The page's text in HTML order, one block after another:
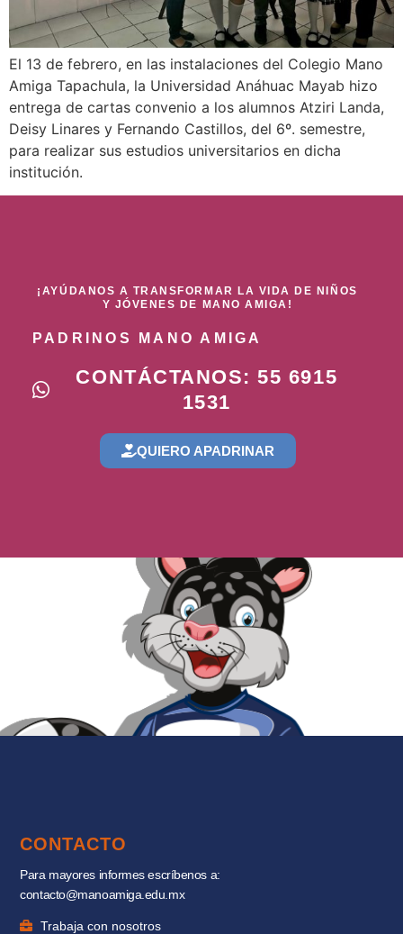
El 13 de febrero, en las instalaciones del Colegio Mano
Amiga Tapachula, la Universidad Anáhuac Mayab hizo
entrega de cartas convenio a los alumnos Atziri Landa,
Deisy Linares y Fernando Castillos, del 6º. semestre,
para realizar sus estudios universitarios en dicha
institución.
¡AYÚDANOS A TRANSFORMAR LA VIDA DE NIÑOS
Y JÓVENES DE MANO AMIGA!
PADRINOS MANO AMIGA
CONTÁCTANOS: 55 6915
1531
QUIERO APADRINAR
CONTACTO
Para mayores informes escríbenos a:
contacto@manoamiga.edu.mx
Trabaja con nosotros